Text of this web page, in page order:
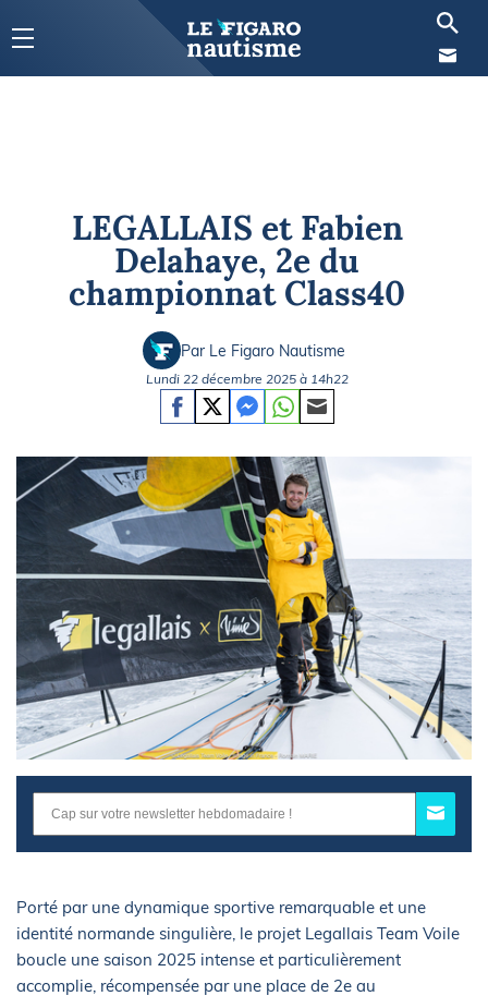
LEGALLAIS et Fabien
Delahaye, 2e du
championnat Class40
Par Le Figaro Nautisme
Lundi 22 décembre 2025 à 14h22
Porté par une dynamique sportive remarquable et une
identité normande singulière, le projet Legallais Team Voile
boucle une saison 2025 intense et particulièrement
accomplie, récompensée par une place de 2e au